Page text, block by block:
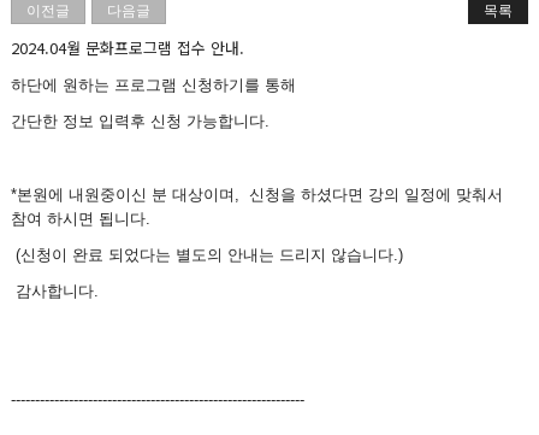
이전글 다음글 목록
2024.04월 문화프로그램 접수 안내.
하단에 원하는 프로그램 신청하기를 통해
간단한 정보 입력후 신청 가능합니다.
*본원에 내원중이신 분 대상이며, 신청을 하셨다면 강의 일정에 맞춰서
참여 하시면 됩니다.
(신청이 완료 되었다는 별도의 안내는 드리지 않습니다.)
감사합니다.
-------------------------------------------------------------